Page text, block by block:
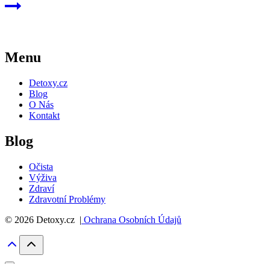
Menu
Detoxy.cz
Blog
O Nás
Kontakt
Blog
Očista
Výživa
Zdraví
Zdravotní Problémy
© 2026 Detoxy.cz | Ochrana Osobních Údajů